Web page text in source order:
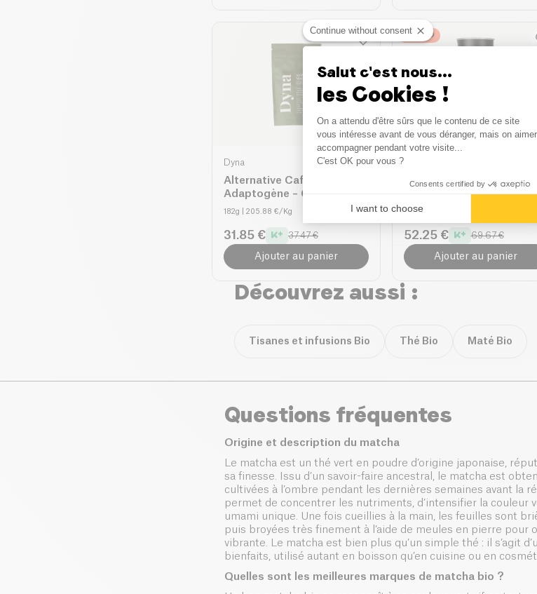
Dyna
Alternative Café
Adaptogène – Gout
Matcha Coco
182g | 205.88 €/Kg
31.85 € 37.47 €
Ajouter au panier
PROMO
Matcha & co
Mousseur Electrique Lait
52.25 € 69.67 €
Ajouter au panier
Découvrez aussi :
Tisanes et infusions Bio Thé Bio Maté Bio
Questions fréquentes
Origine et description du matcha
Le matcha est un thé vert en poudre d’origine japonaise,
sa finesse. Issu d’un savoir-faire ancestral, le matcha est
cultivées à l’ombre pendant les dernières semaines avant la
permet de concentrer les nutriments, d’intensifier la couleur
umami unique. Une fois cueillies à la main, les feuilles sont
puis broyées très finement à l’aide de meules en pierre pour
vibrante. Le matcha est bien plus qu’un simple thé : il s’agit
bienfaits, utilisé autant en boisson qu’en cuisine ou en
Quelles sont les meilleures marques de matcha bio ?
Continue without consent
Salut c'est nous...
les Cookies !
Consent
On a attendu d'être sûrs que le contenu de ce site
vous intéresse avant de vous déranger, mais on
accompagner pendant votre visite...
C'est OK pour vous ?
Consents certified by
I want to choose
Axeptio consent